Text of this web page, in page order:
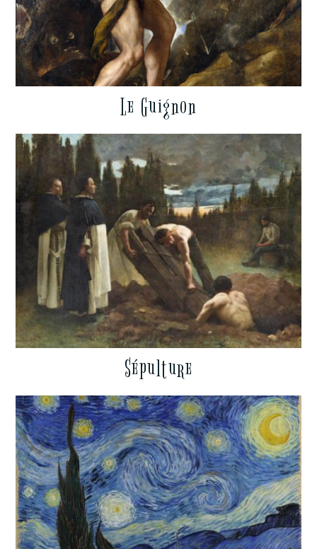
Le Guignon
Sépulture